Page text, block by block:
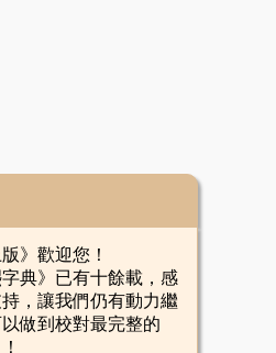
》歡迎您！
》已有十餘載，感
，讓我們仍有動力繼
做到校對最完整的